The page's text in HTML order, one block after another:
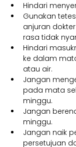
Hindari
Gunakan
anjuran
rasa tidak
Hindari
ke dalam
atau air.
Jangan
pada mata
minggu.
Jangan
minggu.
Jangan naik
persetujuan